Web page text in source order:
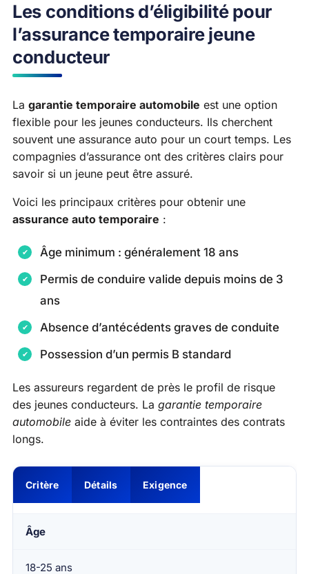
Les conditions d’éligibilité pour
l’assurance temporaire jeune
conducteur
La garantie temporaire automobile est une option
flexible pour les jeunes conducteurs. Ils cherchent
souvent une assurance auto pour un court temps. Les
compagnies d’assurance ont des critères clairs pour
savoir si un jeune peut être assuré.
Voici les principaux critères pour obtenir une
assurance auto temporaire :
Âge minimum : généralement 18 ans
Permis de conduire valide depuis moins de 3
ans
Absence d’antécédents graves de conduite
Possession d’un permis B standard
Les assureurs regardent de près le profil de risque
des jeunes conducteurs. La garantie temporaire
automobile aide à éviter les contraintes des contrats
longs.
Critère Détails Exigence
Âge
18-25 ans